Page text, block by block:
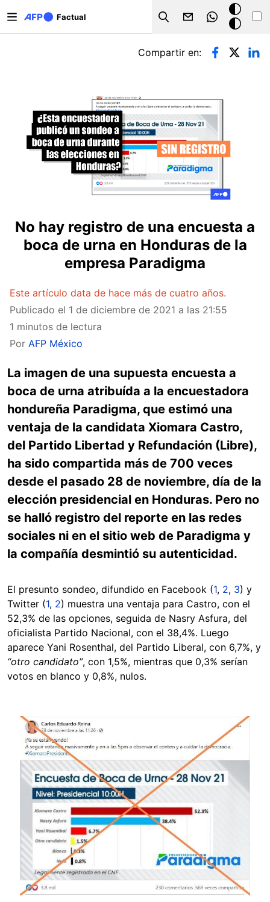
Factual
Search
Modo
oscuro
Solapas principales
Compartir en:
No hay registro de una encuesta a
boca de urna en Honduras de la
empresa Paradigma
Este artículo data de hace más de cuatro años.
Publicado el 1 de diciembre de 2021 a las 21:55
1 minutos de lectura
Por AFP México
La imagen de una supuesta encuesta a
boca de urna atribuída a la encuestadora
hondureña Paradigma, que estimó una
ventaja de la candidata Xiomara Castro,
del Partido Libertad y Refundación (Libre),
ha sido compartida más de 700 veces
desde el pasado 28 de noviembre, día de la
elección presidencial en Honduras. Pero no
se halló registro del reporte en las redes
sociales ni en el sitio web de Paradigma y
la compañía desmintió su autenticidad.
El presunto sondeo, difundido en Facebook (1, 2, 3) y
Twitter (1, 2) muestra una ventaja para Castro, con el
52,3% de las opciones, seguida de Nasry Asfura, del
oficialista Partido Nacional, con el 38,4%. Luego
aparece Yani Rosenthal, del Partido Liberal, con 6,7%, y
“otro candidato”, con 1,5%, mientras que 0,3% serían
votos en blanco y 0,8%, nulos.
Image